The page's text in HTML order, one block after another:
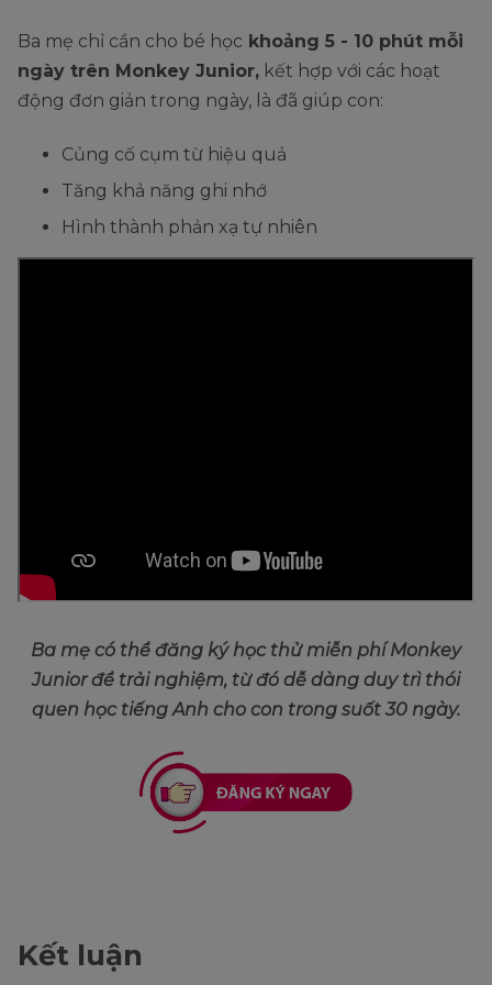
Ba mẹ chỉ cần cho bé học khoảng 5 - 10 phút mỗi
ngày trên Monkey Junior, kết hợp với các hoạt
động đơn giản trong ngày, là đã giúp con:
Củng cố cụm từ hiệu quả
Tăng khả năng ghi nhớ
Hình thành phản xạ tự nhiên
Ba mẹ có thể đăng ký học thử miễn phí Monkey
Junior để trải nghiệm, từ đó dễ dàng duy trì thói
quen học tiếng Anh cho con trong suốt 30 ngày.
Kết luận